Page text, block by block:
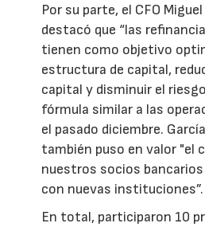
Por su parte, el CFO
destacó que “las
tienen como objetivo
estructura de capital,
capital y disminuir el
fórmula similar a las
el pasado diciembre.
también puso en valor "el
nuestros socios
con nuevas instituciones”.
En total, participaron 10